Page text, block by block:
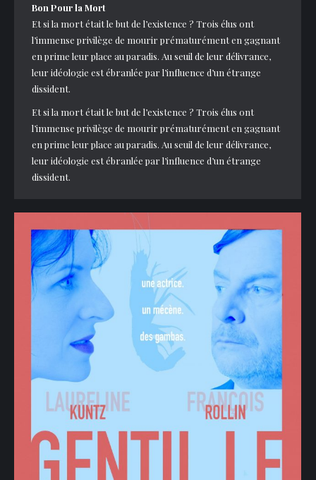
Bon Pour la Mort
Et si la mort était le but de l’existence ? Trois élus ont
l’immense privilège de mourir prématurément en gagnant
en prime leur place au paradis. Au seuil de leur délivrance,
leur idéologie est ébranlée par l’influence d’un étrange
dissident.
Et si la mort était le but de l’existence ? Trois élus ont
l’immense privilège de mourir prématurément en gagnant
en prime leur place au paradis. Au seuil de leur délivrance,
leur idéologie est ébranlée par l’influence d’un étrange
dissident.